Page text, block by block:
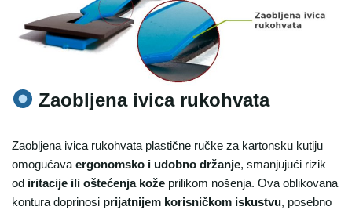
Zaobljena ivica rukohvata
Zaobljena ivica rukohvata plastične ručke za kartonsku kutiju
omogućava ergonomsko i udobno držanje, smanjujući rizik
od iritacije ili oštećenja kože prilikom nošenja. Ova oblikovana
kontura doprinosi prijatnijem korisničkom iskustvu, posebno